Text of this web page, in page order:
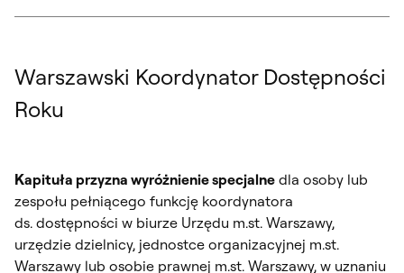
Warszawski Koordynator Dostępności
Roku
Kapituła przyzna wyróżnienie specjalne dla osoby lub
zespołu pełniącego funkcję koordynatora
ds. dostępności w biurze Urzędu m.st. Warszawy,
urzędzie dzielnicy, jednostce organizacyjnej m.st.
Warszawy lub osobie prawnej m.st. Warszawy, w uznaniu